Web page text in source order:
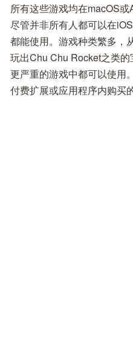
所有这些游戏均在macOS或
尽管并非所有人都可以在
都能使用。游戏种类繁多，
玩出Chu Chu Rocket之类
更严重的游戏中都可以使用
付费扩展或应用程序内购买